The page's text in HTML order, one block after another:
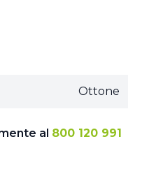
Ottone
al 800 120 991